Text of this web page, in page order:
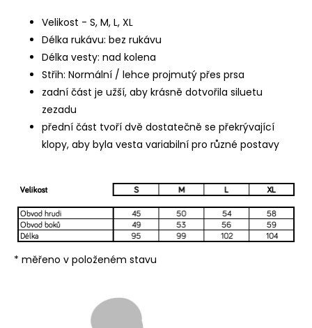
Velikost - S, M, L, XL
Délka rukávu: bez rukávu
Délka vesty: nad kolena
Střih: Normální / lehce projmutý přes prsa
zadní část je užší, aby krásně dotvořila siluetu
zezadu
přední část tvoří dvě dostatečně se překrývající
klopy, aby byla vesta variabilní pro různé postavy
* měřeno v položeném stavu